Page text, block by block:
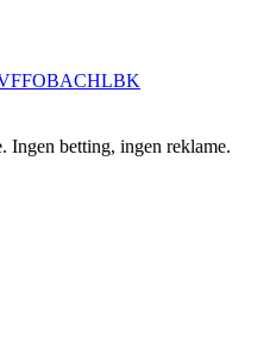
OBACHLBK
Ingen betting, ingen reklame.